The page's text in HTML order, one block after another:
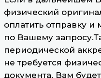
физический
оплатить отправку
по Вашему
периодической
не требуется
документа. Вам